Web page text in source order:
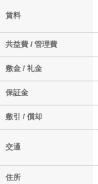
賃料
共益費 / 管理費
敷金 / 礼金
保証金
敷引 / 償却
交通
住所